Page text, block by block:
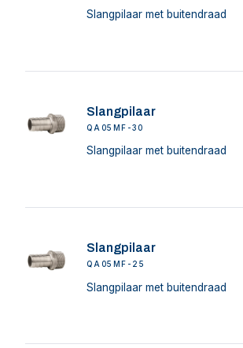
Slangpilaar met buitendraad
Slangpilaar
QA05MF-30
Slangpilaar met buitendraad
Slangpilaar
QA05MF-25
Slangpilaar met buitendraad